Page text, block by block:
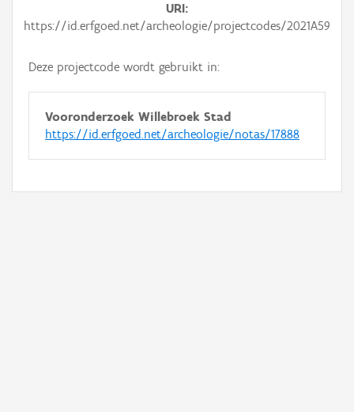
URI
https://id.erfgoed.net/archeologie/projectcodes/2021A59
Deze projectcode wordt gebruikt in:
Vooronderzoek Willebroek Stad
https://id.erfgoed.net/archeologie/notas/17888